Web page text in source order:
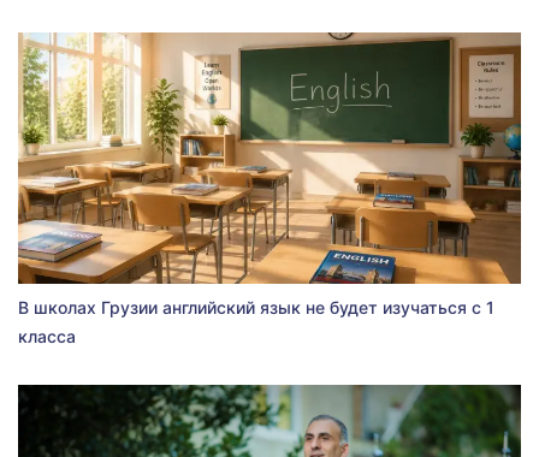
В школах Грузии английский язык не будет изучаться с 1
класса